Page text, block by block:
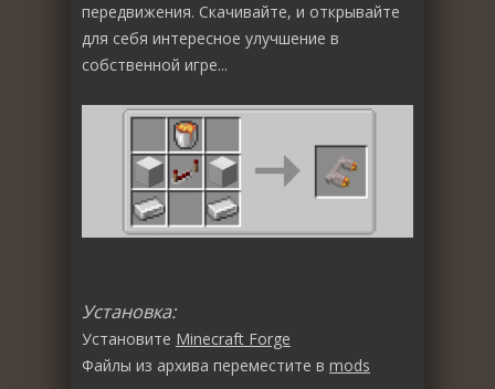
передвижения. Скачивайте, и открывайте
для себя интересное улучшение в
собственной игре...
Установка:
Установите Minecraft Forge
Файлы из архива переместите в mods